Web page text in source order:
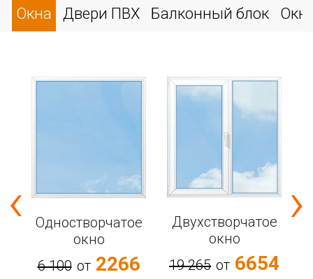
Окна Двери ПВХ Балконный блок
Одностворчатое
окно
6 100 от2266
Двухстворчатое
окно
19 265 от 6654
‹ ›